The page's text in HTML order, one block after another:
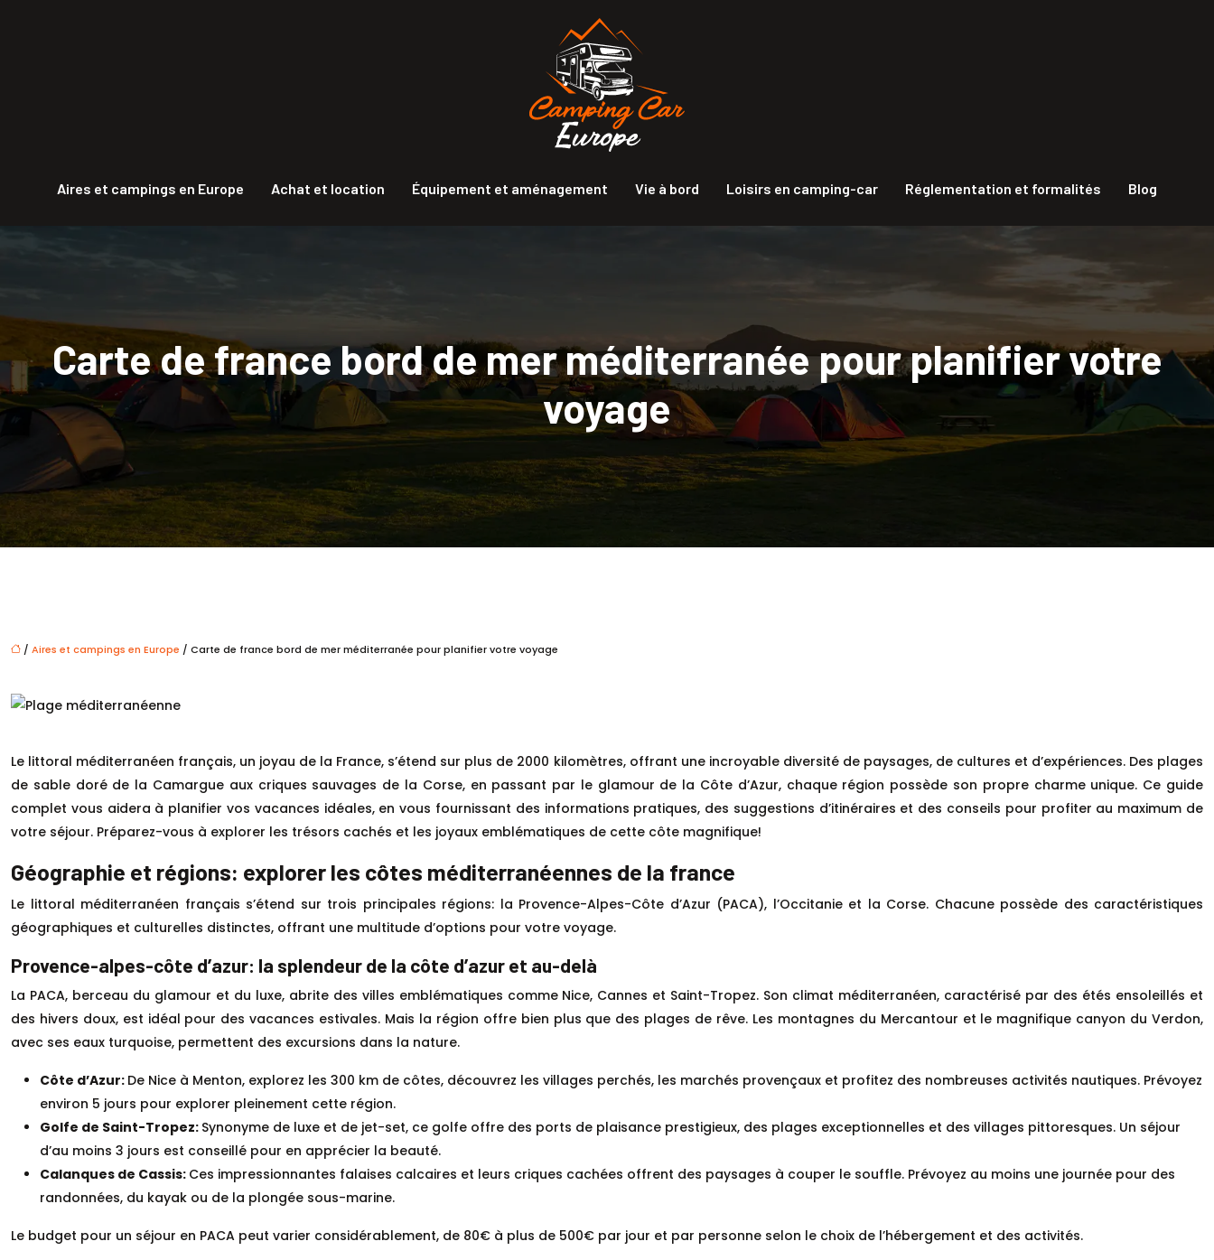
Aires et campings en Europe Achat et location Équipement et aménagement Vie à bord Loisirs en camping-car Réglementation et formalités Blog
Carte de france bord de mer méditerranée pour planifier votre
voyage
/ Aires et campings en Europe / Carte de france bord de mer méditerranée pour planifier votre voyage
Le littoral méditerranéen français, un joyau de la France, s’étend sur plus de 2000 kilomètres, offrant une incroyable diversité de paysages, de cultures et d’expériences. Des plages
de sable doré de la Camargue aux criques sauvages de la Corse, en passant par le glamour de la Côte d’Azur, chaque région possède son propre charme unique. Ce guide
complet vous aidera à planifier vos vacances idéales, en vous fournissant des informations pratiques, des suggestions d’itinéraires et des conseils pour profiter au maximum de
votre séjour. Préparez-vous à explorer les trésors cachés et les joyaux emblématiques de cette côte magnifique!
Géographie et régions: explorer les côtes méditerranéennes de la france
Le littoral méditerranéen français s’étend sur trois principales régions: la Provence-Alpes-Côte d’Azur (PACA), l’Occitanie et la Corse. Chacune possède des caractéristiques
géographiques et culturelles distinctes, offrant une multitude d’options pour votre voyage.
Provence-alpes-côte d’azur: la splendeur de la côte d’azur et au-delà
La PACA, berceau du glamour et du luxe, abrite des villes emblématiques comme Nice, Cannes et Saint-Tropez. Son climat méditerranéen, caractérisé par des étés ensoleillés et
des hivers doux, est idéal pour des vacances estivales. Mais la région offre bien plus que des plages de rêve. Les montagnes du Mercantour et le magnifique canyon du Verdon,
avec ses eaux turquoise, permettent des excursions dans la nature.
Côte d’Azur: De Nice à Menton, explorez les 300 km de côtes, découvrez les villages perchés, les marchés provençaux et profitez des nombreuses activités nautiques. Prévoyez
environ 5 jours pour explorer pleinement cette région.
Golfe de Saint-Tropez: Synonyme de luxe et de jet-set, ce golfe offre des ports de plaisance prestigieux, des plages exceptionnelles et des villages pittoresques. Un séjour
d’au moins 3 jours est conseillé pour en apprécier la beauté.
Calanques de Cassis: Ces impressionnantes falaises calcaires et leurs criques cachées offrent des paysages à couper le souffle. Prévoyez au moins une journée pour des
randonnées, du kayak ou de la plongée sous-marine.
Le budget pour un séjour en PACA peut varier considérablement, de 80€ à plus de 500€ par jour et par personne selon le choix de l’hébergement et des activités.